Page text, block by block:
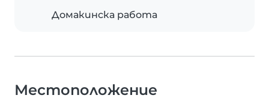
Домакинска работа
Местоположение